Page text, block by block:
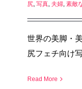
尻, 写真, 夫婦, 素敵
世界の美脚・
尻フェチ向け
Read More